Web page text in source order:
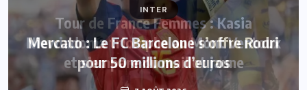
INTER
Mercato : Le FC Barcelone s’offre Rodri
pour 50 millions d’euros